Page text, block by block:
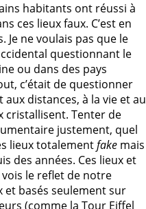
habitants ont réussi à
ces lieux faux. C’est en
Je ne voulais pas que le
questionnant le
ou dans des pays
c’était de questionner
distances, à la vie et au
cristallisent. Tenter de
justement, quel
lieux totalementfake mais
des années. Ces lieux et
le reflet de notre
et basés seulement sur
(comme la Tour Eiffel